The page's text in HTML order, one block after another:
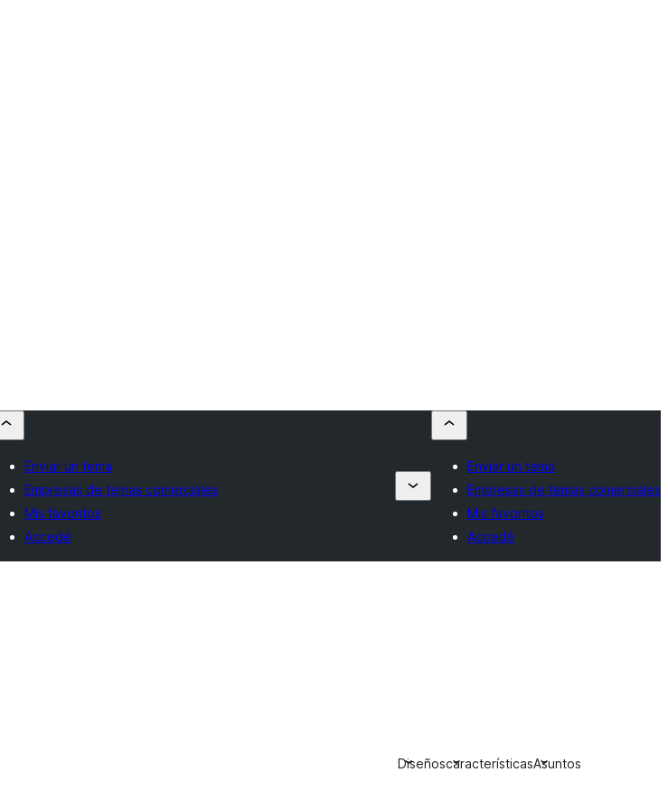
Enviar un tema
Empresas de temas comerciales
Mis favoritos
Accedé
Enviar un tema
Empresas de temas comerciales
Mis favoritos
Accedé
DiseñoscaracterísticasAsuntos